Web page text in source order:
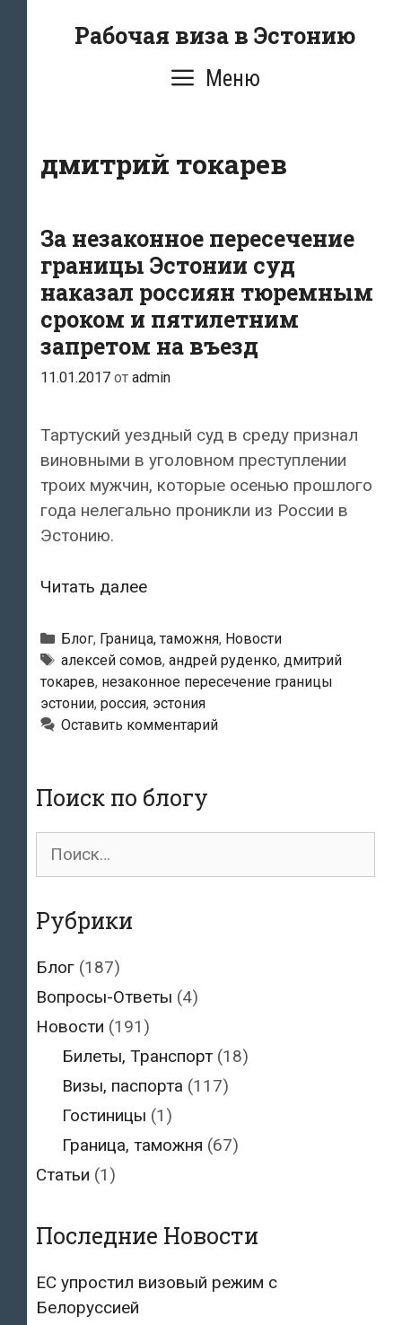
Рабочая виза в Эстонию
Меню
дмитрий токарев
За незаконное пересечение
границы Эстонии суд
наказал россиян тюремным
сроком и пятилетним
запретом на въезд
11.01.2017 от admin
Тартуский уездный суд в среду признал
виновными в уголовном преступлении
троих мужчин, которые осенью прошлого
года нелегально проникли из России в
Эстонию.
Читать далееЗа
пересечение
границы
Эстонии
суд
наказал
тюремным
сроком
и
Рубрики
Блог, Граница, таможня, Новости
Метки
алексей сомов, андрей руденко, дмитрий
токарев, незаконное пересечение границы
эстонии, россия, эстония
Оставить комментарий
Поиск по блогу
Поиск
Рубрики
Блог (187)
Вопросы-Ответы (4)
Новости (191)
Билеты, Транспорт(18)
Визы, паспорта (117)
Гостиницы (1)
Граница, таможня (67)
Статьи (1)
Последние Новости
ЕС упростил визовый режим с
Белоруссией